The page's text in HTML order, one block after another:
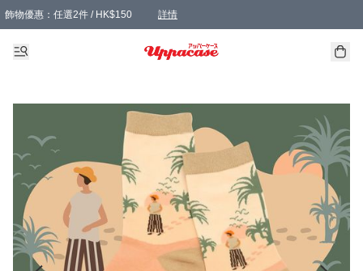
飾物優惠：任選2件 / HK$150 詳情
髮飾優惠：任選2件 / HK$100 詳情
精選襪子優惠：任選3對 / HK$115 詳情
滿額免運：本地訂單滿港幣350元可享免運費優惠